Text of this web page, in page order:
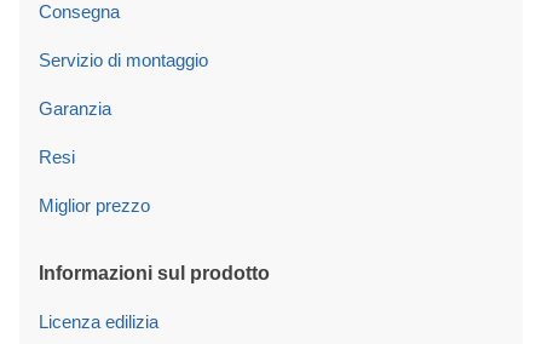
Consegna
Servizio di montaggio
Garanzia
Resi
Miglior prezzo
Informazioni sul prodotto
Licenza edilizia